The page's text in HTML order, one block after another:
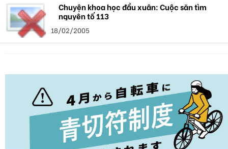
Chuyện khoa học đầu xuân: Cuộc săn tìm
nguyên tố 113
18/02/2005